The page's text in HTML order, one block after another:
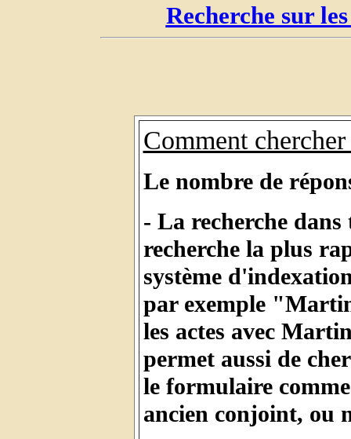
Recherche sur
Comment
Le nombre de
- La recherche
recherche la plus
système
par exemple
les actes avec
permet aussi de
le formulaire
ancien conjoint, ou